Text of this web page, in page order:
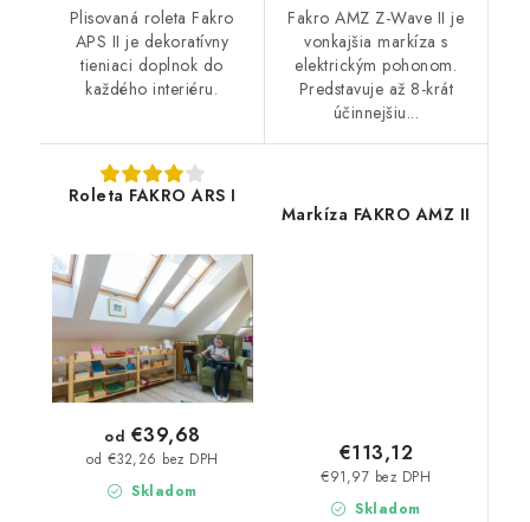
Plisovaná roleta Fakro
APS II je dekoratívny
tieniaci doplnok do
každého interiéru.
Fakro AMZ Z-Wave II je
vonkajšia markíza s
elektrickým pohonom.
Predstavuje až 8-krát
účinnejšiu...
Roleta FAKRO ARS I
Skladom
od €32,26 bez DPH
od €39,68
Markíza FAKRO AMZ II
Skladom
€91,97 bez DPH
€113,12